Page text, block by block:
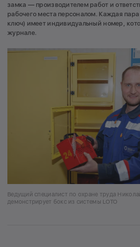
замка — производителем работ и
рабочего места персоналом. Каждая
ключ) имеет индивидуальный номер,
журнале.
Ведущий специалист по охране труда
демонстрирует бокс из системы LOTO